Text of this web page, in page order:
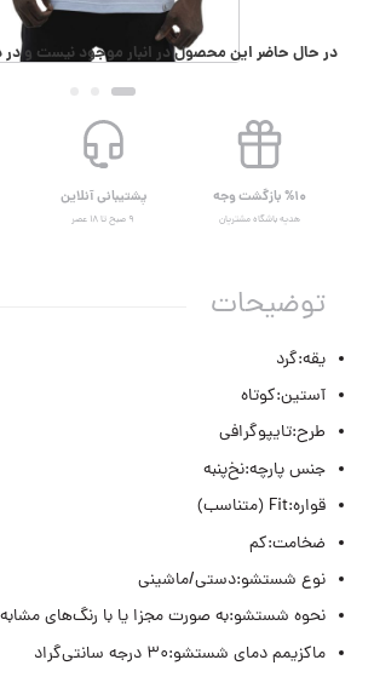
در حال حاضر این محصول در انبار موجود نیست و
%۱۰ بازگشت وجه
هدیه باشگاه مشتریان
پشتیبانی آنلاین
۹ صبح تا ۱۸ عصر
توضیحات
یقه:گرد
آستین:کوتاه
طرح:تایپوگرافی
جنس پارچه:نخ‌پنبه
قواره:Fit (متناسب)
ضخامت:کم
نوع شستشو:دستی/ماشینی
نحوه شستشو:به صورت مجزا یا با رنگ‌های مشابه
ماکزیمم دمای شستشو:۳۰ درجه سانتی‌گراد